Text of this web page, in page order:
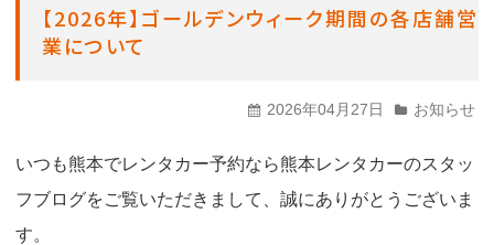
【2026年】ゴールデンウィーク期間の各店舗営
業について
2026年04月27日 お知らせ
いつも熊本でレンタカー予約なら熊本レンタカーのスタッ
フブログをご覧いただきまして、誠にありがとうございま
す。
a
g